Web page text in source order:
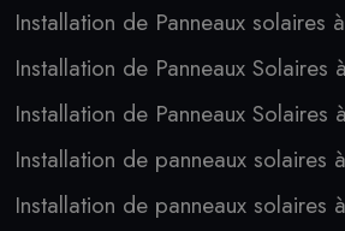
Installation de Panneaux solaires
Installation de Panneaux Solaires
Installation de Panneaux Solaires
Installation de panneaux solaires
Installation de panneaux solaires